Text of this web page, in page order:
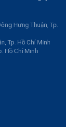
Hưng Thuận, Tp.
Tp. Hồ Chí Minh
Hồ Chí Minh